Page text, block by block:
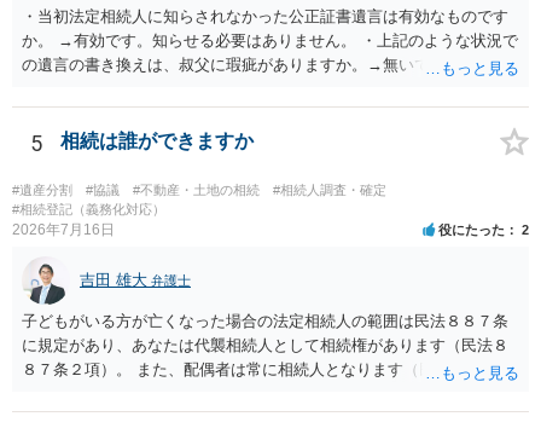
・当初法定相続人に知らされなかった公正証書遺言は有効なものです
か。 →有効です。知らせる必要はありません。 ・上記のような状況で
の遺言の書き換えは、叔父に瑕疵がありますか。→無いです。 ・分割
ますか。 →本人が自由に決められますので、どこが妥当とは言えない
です。客観的な基準もありません。 ・できれば穏やかに、分割を拒否
することはできますか。 →分割を拒否するということは、遺産はいら
ないということでしょうか。遺言で、受取を指定されててもいらない
と拒否することはできます。理由を説明する必要はありません。
5 相続は誰ができますか
#遺産分割 #協議 #不動産・土地の相続
#相続人調査・確定
#相続登記（義務化対応）
2026年7月16日 役にたった 2
吉田 雄大 弁護士
子どもがいる方が亡くなった場合の法定相続人の範囲は民法８８７条
に規定があり、あなたは代襲相続人として相続権があります（民法８
８７条２項）。 また、配偶者は常に相続人となります（民法８９０
も相続権があります。つまり、孫５人に加えて「おじ又はおば」にも